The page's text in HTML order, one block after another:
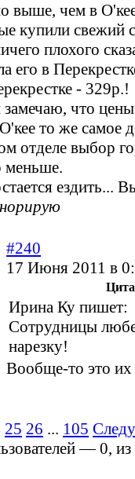
выше, чем в
купили свежий
плохого
его в
- 329р.!
что
то же самое
отделе выбор
меньше.
ездить...
#240
17 Июня 2011 в
Ирина Ку пишет:
Сотрудницы
нарезку!
Вообще-то это их
25 26 ... 105
—0,